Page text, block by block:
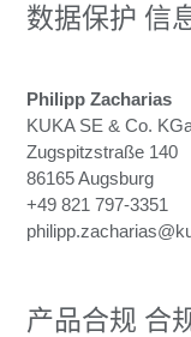
数据保护 信
Philipp Zacharias
KUKA SE & Co.
Zugspitzstraße 140
86165 Augsburg
+49 821 797-3351
产品合规 合